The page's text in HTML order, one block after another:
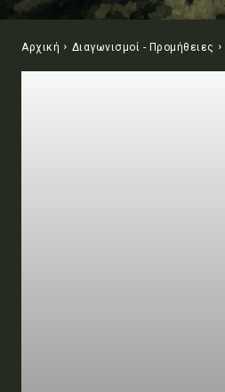
Αρχική Διαγωνισμοί - Προμήθειες